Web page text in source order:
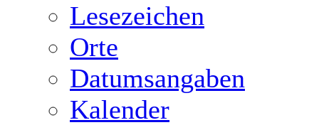
Lesezeichen
Orte
Datumsangaben
Kalender